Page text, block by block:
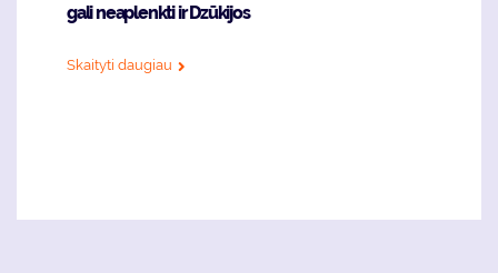
gali neaplenkti ir Dzūkijos
Skaityti daugiau